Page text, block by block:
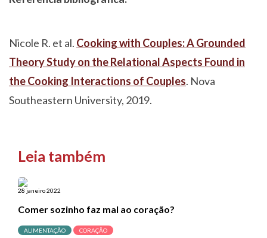
Nicole R. et al. Cooking with Couples: A Grounded
Theory Study on the Relational Aspects Found in
the Cooking Interactions of Couples. Nova
Southeastern University, 2019.
Leia também
28 janeiro 2022
Comer sozinho faz mal ao coração?
ALIMENTAÇÃO CORAÇÃO